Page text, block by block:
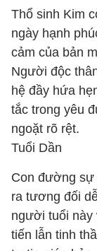
Thổ sinh Kim
ngày hạnh
cảm của bản
Người độc
hệ đầy hứa
tắc trong yêu
ngoặt rõ rệt.
Tuổi Dần
Con đường sự
ra tương đối
người tuổi này
tiến lẫn tinh